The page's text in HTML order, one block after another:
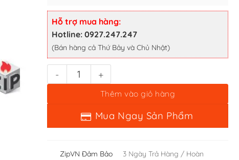
Hỗ trợ mua hàng:
Hotline: 0927.247.247
(Bán hàng cả Thứ Bảy và Chủ Nhật)
Nước tẩy sơn Zippo số lượng
Thêm vào giỏ hàng
Mua Ngay Sản Phẩm
ZipVN Đảm Bảo
3 Ngày Trả Hàng / Hoàn